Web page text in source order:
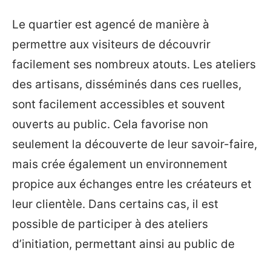
Le quartier est agencé de manière à
permettre aux visiteurs de découvrir
facilement ses nombreux atouts. Les ateliers
des artisans, disséminés dans ces ruelles,
sont facilement accessibles et souvent
ouverts au public. Cela favorise non
seulement la découverte de leur savoir-faire,
mais crée également un environnement
propice aux échanges entre les créateurs et
leur clientèle. Dans certains cas, il est
possible de participer à des ateliers
d’initiation, permettant ainsi au public de